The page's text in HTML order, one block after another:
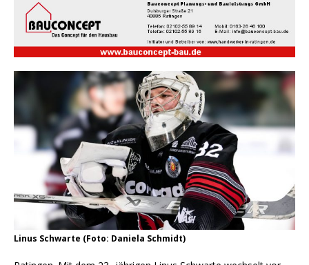
Linus Schwarte (Foto: Daniela Schmidt)